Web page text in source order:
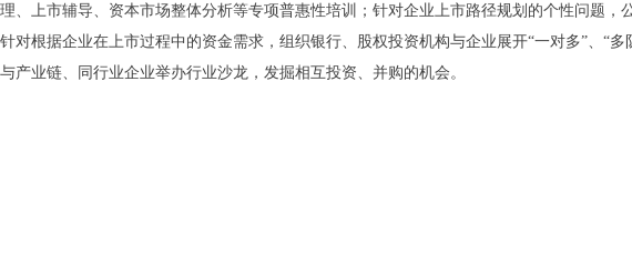
、上市辅导、资本市场整体分析等专项普惠性培训；针对企业上市路径规划的个性问题，
对根据企业在上市过程中的资金需求，组织银行、股权投资机构与企业展开“一对多”、“多
产业链、同行业企业举办行业沙龙，发掘相互投资、并购的机会。